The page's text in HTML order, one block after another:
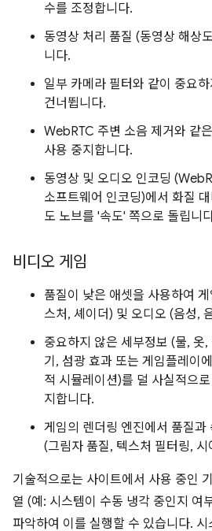
수를 조정합니다.
동영상 처리 품질 (동영상 해상
니다.
일부 카메라 필터와 같이 중요
건너뜁니다.
WebRTC 주변 소음 제거와 같
사용 중지합니다.
동영상 및 오디오 인코딩
소프트웨어 인코딩)에서 화질
도 노브를 '속도' 쪽으로 돌립니
비디오 게임
품질이 낮은 애셋을 사용하여
스처, 셰이더) 및 오디오 (음성,
중요하지 않은 세부정보 (물, 옷
기, 섬광 효과 또는 게임플레이
적 시뮬레이션)를 덜 사실적으
지합니다.
게임의 렌더링 엔진에서 품질과
(그림자 품질, 텍스처 필터링, 시
기술적으로는 사이트에서 사용 중인
열 (예: 시스템이 수동 냉각 중인지 여
파악하여 이를 실행할 수 있습니다.